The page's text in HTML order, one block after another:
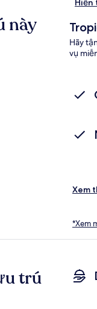
Hiển
này
Hãy
vụ
Xem
*Xem
trú